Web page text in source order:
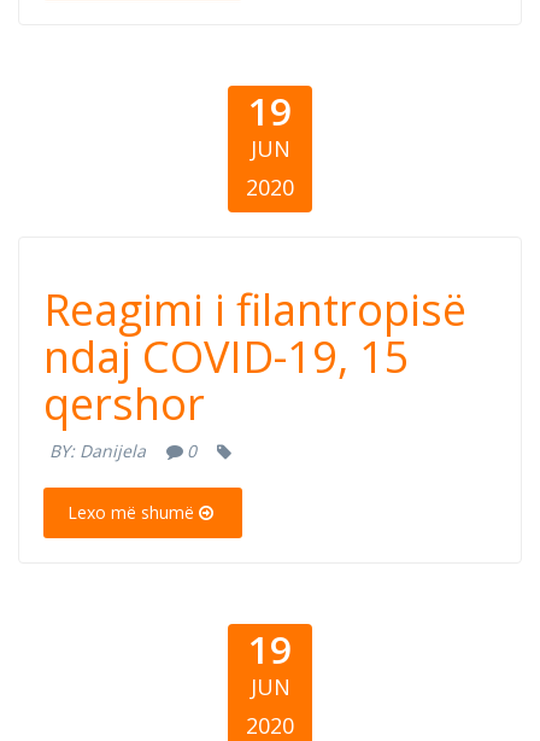
19
JUN
2020
Reagimi i
filantropisë ndaj
COVID-19, 15
qershor
Reagimi i filantropisë
ndaj COVID-19, 15
qershor
BY: Danijela 0
Lexo më shumë
19
JUN
2020